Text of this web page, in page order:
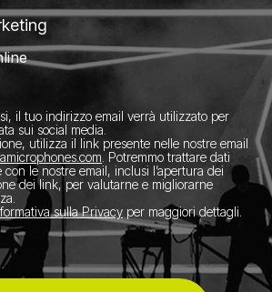
il tuo indirizzo email verrà utilizzato per
sui social media.
utilizza il link presente nelle nostre email
. Potremmo trattare dati
con le nostre email, inclusi l’apertura dei
dei link, per valutarne e migliorarne
sulla Privacy per maggiori dettagli.